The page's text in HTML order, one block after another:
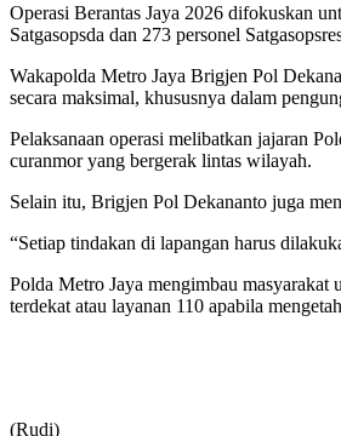
Operasi Berantas Jaya 2026 difokuskan
Satgasopsda dan 273 personel
Wakapolda Metro Jaya Brigjen Pol
secara maksimal, khususnya dalam
Pelaksanaan operasi melibatkan jajaran
curanmor yang bergerak lintas wilayah.
Selain itu, Brigjen Pol Dekananto juga
“Setiap tindakan di lapangan harus
Polda Metro Jaya mengimbau masyarakat
terdekat atau layanan 110 apabila
(Rudi)